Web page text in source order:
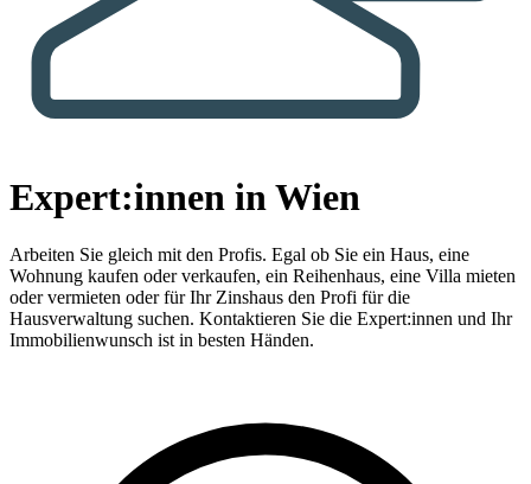
Expert:innen in Wien
Arbeiten Sie gleich mit den Profis. Egal ob Sie ein Haus, eine
Wohnung kaufen oder verkaufen, ein Reihenhaus, eine Villa mieten
oder vermieten oder für Ihr Zinshaus den Profi für die
Hausverwaltung suchen. Kontaktieren Sie die Expert:innen und Ihr
Immobilienwunsch ist in besten Händen.